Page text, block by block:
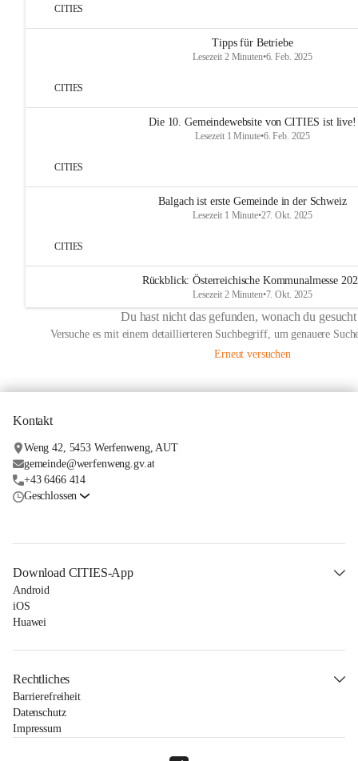
CITIES
Tipps für Betriebe
Lesezeit 2 Minuten•6. Feb. 2025
CITIES
Die 10. Gemeindewebsite von CITIES ist live!
Lesezeit 1 Minute•6. Feb. 2025
CITIES
Balgach ist erste Gemeinde in der Schweiz
Lesezeit 1 Minute•27. Okt. 2025
CITIES
Rückblick: Österreichische Kommunalmesse
Lesezeit 2 Minuten•7. Okt. 2025
Du hast nicht das gefunden, wonach du gesucht
Versuche es mit einem detaillierteren Suchbegriff, um genauere
Erneut versuchen
Kontakt
Weng 42, 5453 Werfenweng, AUT
gemeinde@werfenweng.gv.at
+43 6466 414
Geschlossen
Download CITIES-App
Android
iOS
Huawei
Rechtliches
Barrierefreiheit
Datenschutz
Impressum